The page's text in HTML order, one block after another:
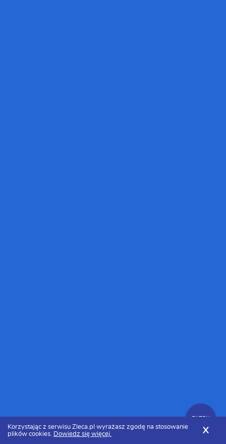
FILTRY
Korzystając z serwisu Zleca.pl wyrażasz zgodę na stosowanie
plików cookies. Dowiedz się więcej. X